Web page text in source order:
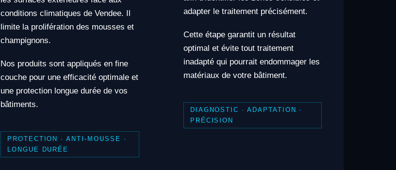
conditions climatiques de Vendee. Il
limite la prolifération des mousses et
champignons.
Nos produits sont appliqués en fine
couche pour une efficacité optimale et
une protection longue durée de vos
bâtiments.
PROTECTION · ANTI-MOUSSE ·
LONGUE DURÉE
adapter le traitement précisément.
Cette étape garantit un résultat
optimal et évite tout traitement
inadapté qui pourrait endommager les
matériaux de votre bâtiment.
DIAGNOSTIC · ADAPTATION ·
PRÉCISION